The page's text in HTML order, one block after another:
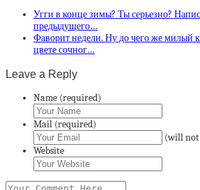
Угги в конце зимы? Ты серьезно?
предыдущего…
Фаворит недели. Ну до чего же милый
цвете сочног…
Leave a Reply
Name (required)
Mail (required)
(will not
Website